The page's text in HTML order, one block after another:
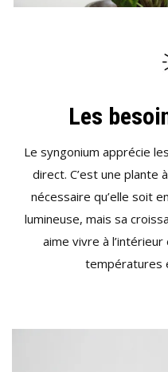
Les
Le syngonium apprécie
direct. C’est une plante
nécessaire qu’elle soit
lumineuse, mais sa
aime vivre à
températures